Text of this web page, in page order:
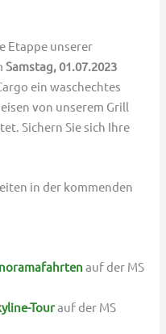
Etappe unserer
Samstag, 01.07.2023
ein waschechtes
von unserem Grill
Sichern Sie sich Ihre
in der kommenden
auf der MS
Tourauf der MS